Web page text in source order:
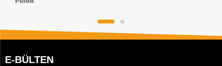
E-BÜLTEN